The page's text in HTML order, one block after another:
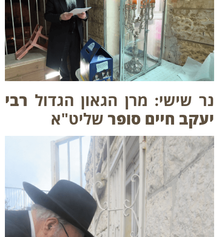
שישי: מרן הגאון הגדולרבי
חיים סופרשליט"א